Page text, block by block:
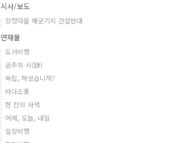
시사/보도
강정마을 해군기지 건설반대
연재물
도서비행
금주의 시(詩)
독립, 하셨습니까?
바다소풍
한 칸의 사색
어제, 오늘, 내일
일상비행